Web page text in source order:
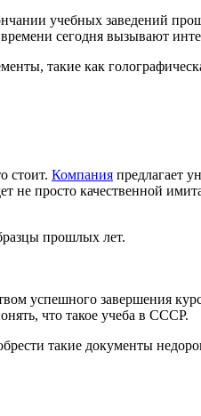
учебных заведений
сегодня вызывают
такие как
стоит. Компания предлагает
не просто качественной
прошлых лет.
успешного завершения
что такое учеба в СССР.
такие документы